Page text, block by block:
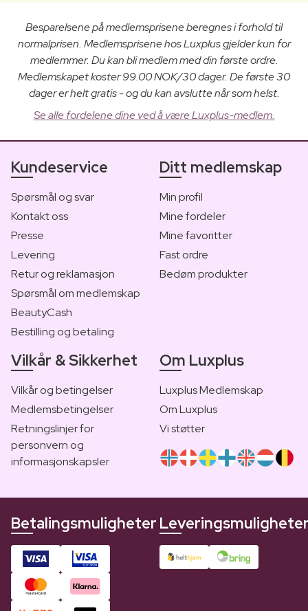
Besparelsene på medlemsprisene beregnes i forhold til
normalprisen. Medlemsprisene hos Luxplus gjelder kun for
medlemmer. Du kan bli medlem med din første ordre.
Medlemskapet koster 99.00 NOK/30 dager. De første 30
dager er helt gratis - og du kan avslutte når som helst.
Se alle fordelene dine ved å være Luxplus-medlem.
Kundeservice
Spørsmål og svar
Kontakt oss
Presse
Levering
Retur og reklamasjon
Spørsmål om medlemskap
BeautyCash
Bestilling og betaling
Ditt medlemskap
Min profil
Mine fordeler
Mine favoritter
Fast ordre
Bedøm produkter
Vilkår & Sikkerhet
Vilkår og betingelser
Medlemsbetingelser
Retningslinjer for
personvern og
informasjonskapsler
Om Luxplus
Luxplus Medlemskap
Om Luxplus
Vi støtter
Betalingsmuligheter